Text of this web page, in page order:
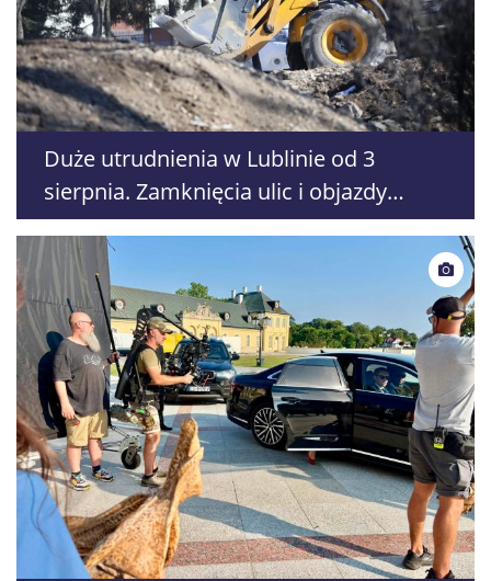
Duże utrudnienia w Lublinie od 3
sierpnia. Zamknięcia ulic i objazdy
komunikacji miejskiej